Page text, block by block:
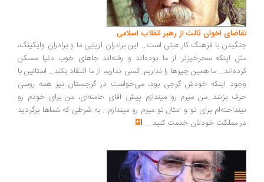
اخوان ثالث از رهبر انقلاب اسلامی
با فرهنگ کار عبثی است... این برادران آریایی ما و برادران وایکینگ،
اینکه سحرخیزتر از ما بوده‌اند و رفته‌اند جاهای خوب دنیا مسکن
ما همین چیزها را نداریم. کسی نداریم از ما انتقاد بکند... استالین با
اینکه خودش گرجی بود، می‌خواست در گرجستان نیز همه روسی
بزنند...من میرم رو میندازم پیش آقای خامنه‌ای، من برای خودم رو
برای تو و امثال تو میرم رو میندازم... به شرطی که شماها برگردید
مملکت خودتان خدمت کنید...